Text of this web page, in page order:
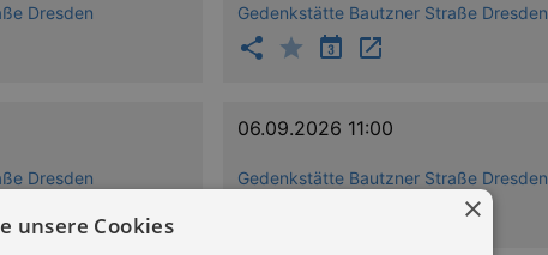
Dresden Gedenkstätte Bautzner Straße Dresden
Dresden
06.09.2026 11:00
Gedenkstätte Bautzner Straße Dresden
×
unsere Cookies